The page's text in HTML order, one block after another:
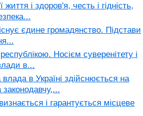
і здоров'я, честь і гідність,
єдине громадянство. Підстави
Носієм суверенітету і
в...
в Україні здійснюється на
законодавчу,...
і гарантується місцеве